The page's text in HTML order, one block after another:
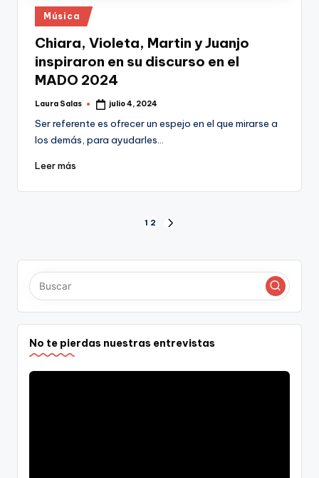
Publicado
en
Música
Chiara, Violeta, Martin y Juanjo
inspiraron en su discurso en el
MADO 2024
Publicado
Laura Salas julio 4, 2024
Ser referente es ofrecer un espejo en el que mirarse a
los demás, para ayudarles…
Leer más
de
entradas
1 2
No te pierdas nuestras entrevistas